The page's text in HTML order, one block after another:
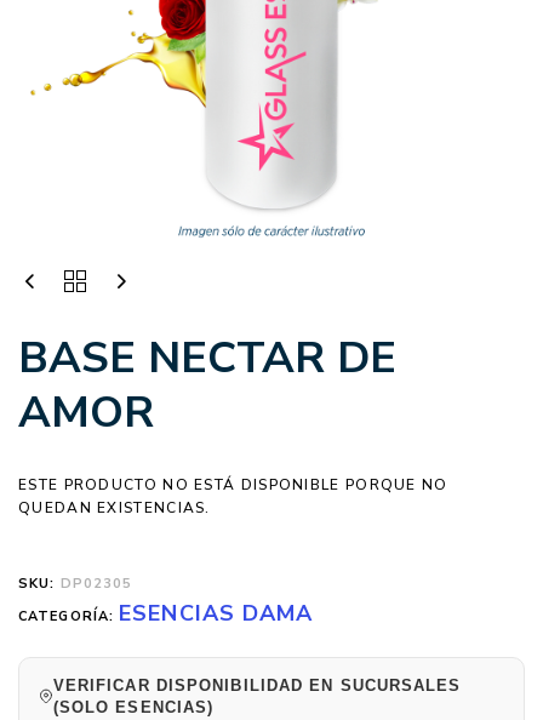
BASE NECTAR DE
AMOR
ESTE PRODUCTO NO ESTÁ DISPONIBLE PORQUE NO
QUEDAN EXISTENCIAS.
SKU: DP02305
CATEGORÍA: ESENCIAS DAMA
VERIFICAR DISPONIBILIDAD EN SUCURSALES
(SOLO ESENCIAS)